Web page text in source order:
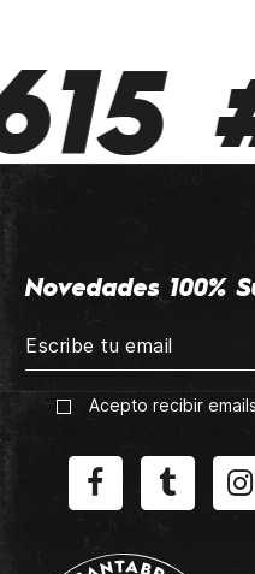
Novedades 100%
Acepto recibir